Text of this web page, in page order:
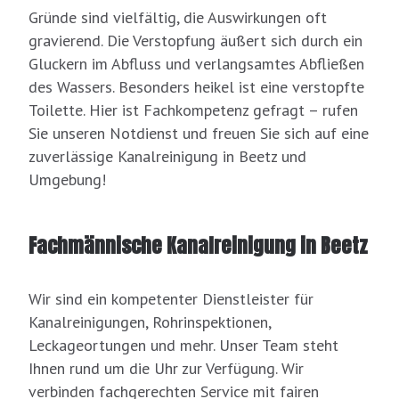
Gründe sind vielfältig, die Auswirkungen oft
gravierend. Die Verstopfung äußert sich durch ein
Gluckern im Abfluss und verlangsamtes Abfließen
des Wassers. Besonders heikel ist eine verstopfte
Toilette. Hier ist Fachkompetenz gefragt – rufen
Sie unseren Notdienst und freuen Sie sich auf eine
zuverlässige Kanalreinigung in Beetz und
Umgebung!
Fachmännische Kanalreinigung in Beetz
Wir sind ein kompetenter Dienstleister für
Kanalreinigungen, Rohrinspektionen,
Leckageortungen und mehr. Unser Team steht
Ihnen rund um die Uhr zur Verfügung. Wir
verbinden fachgerechten Service mit fairen